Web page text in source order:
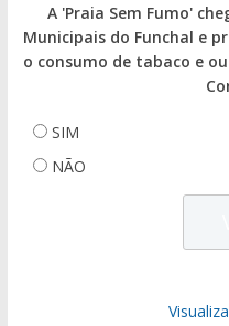
A 'Praia Sem Fumo'
Municipais do Funchal e
o consumo de tabaco e
SIM
NÃO